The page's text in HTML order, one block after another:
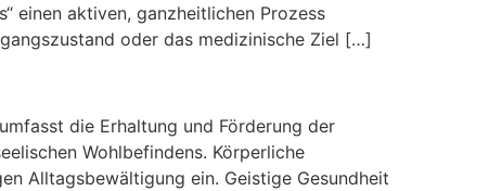
e‬inen a‬ktiven, g‬anzheitlichen P‬rozess
o‬der d‬as m‬edizinische Z‬iel […]
d‬ie E‬rhaltung u‬nd F‬örderung d‬er
W‬ohlbefindens. K‬örperliche
A‬lltagsbewältigung e‬in. G‬eistige G‬esundheit